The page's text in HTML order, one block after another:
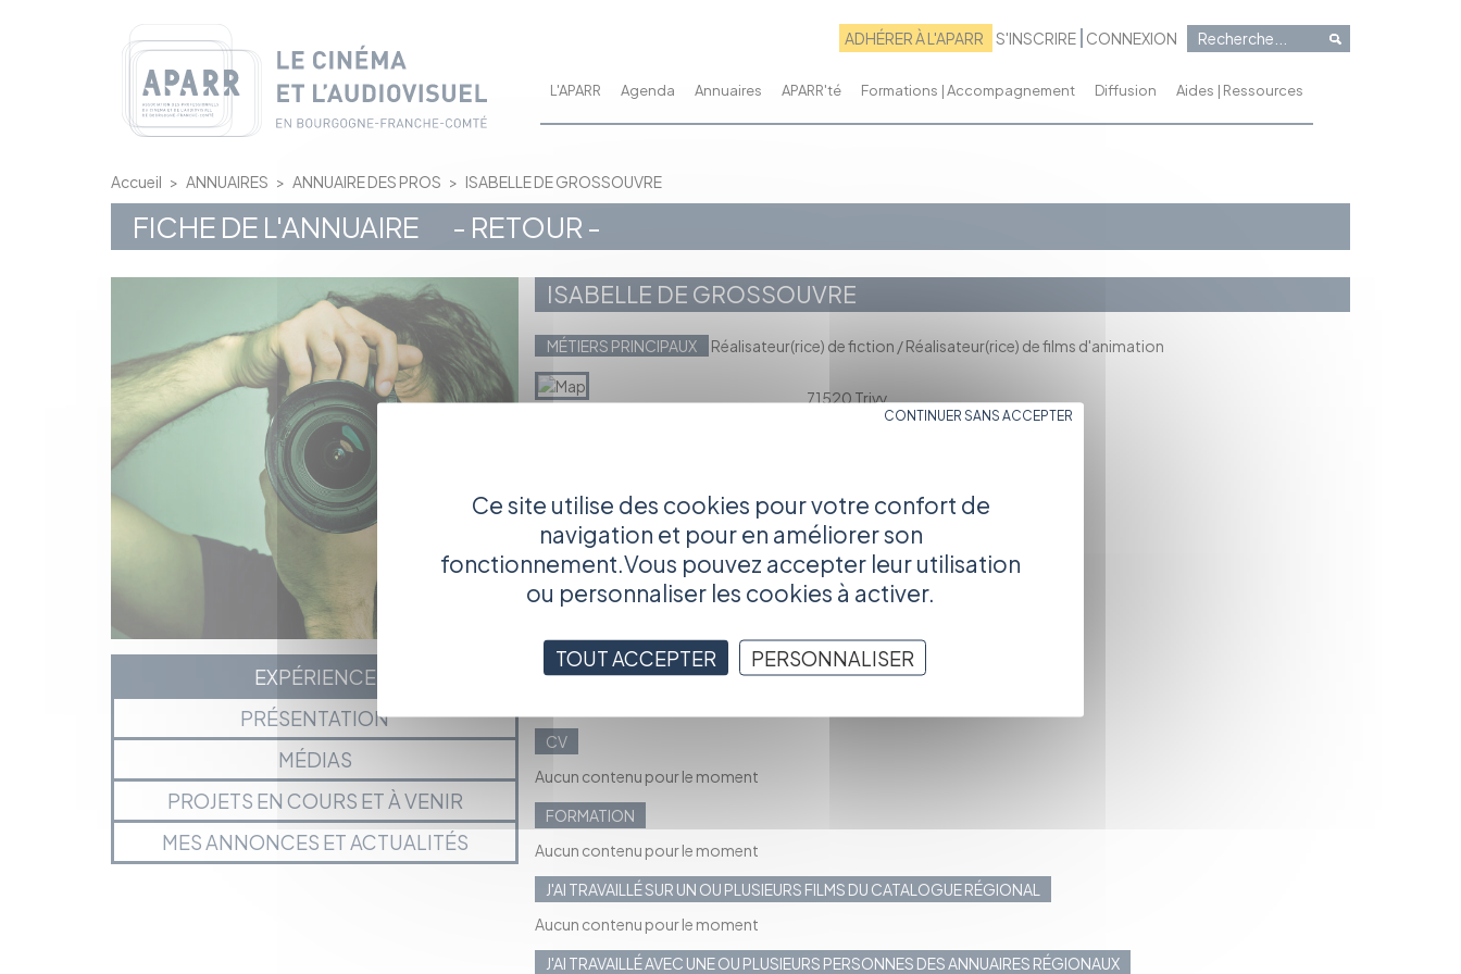
ADHÉRER À L'APARR S'INSCRIRE CONNEXION
L'APARR Agenda Annuaires APARR'té Formations | Accompagnement Diffusion Aides | Ressources
Accueil > ANNUAIRES > ANNUAIRE DES PROS > ISABELLE DE GROSSOUVRE
FICHE DE L'ANNUAIRE - RETOUR -
ISABELLE DE GROSSOUVRE
MÉTIERS PRINCIPAUX Réalisateur(rice) de fiction / Réalisateur(rice) de films d'animation
71520 Trivy
Régime social : Travailleur indépendant
EXPÉRIENCE
PRÉSENTATION
MÉDIAS
PROJETS EN COURS ET À VENIR
MES ANNONCES ET ACTUALITÉS
EXPÉRIENCES PROFESSIONNELLES
CV
Aucun contenu pour le moment
FORMATION
Aucun contenu pour le moment
J'AI TRAVAILLÉ SUR UN OU PLUSIEURS FILMS DU CATALOGUE RÉGIONAL
Aucun contenu pour le moment
J'AI TRAVAILLÉ AVEC UNE OU PLUSIEURS PERSONNES DES ANNUAIRES RÉGIONAUX
Ce site utilise des cookies pour votre confort de
navigation et pour en améliorer son
fonctionnement.Vous pouvez accepter leur utilisation
ou personnaliser les cookies à activer.
TOUT ACCEPTER
CONTINUER SANS ACCEPTER
PERSONNALISER